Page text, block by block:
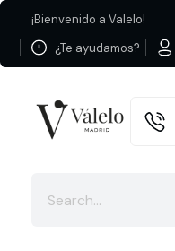
¡Bienvenido a Valelo!
¿Te ayudamos?